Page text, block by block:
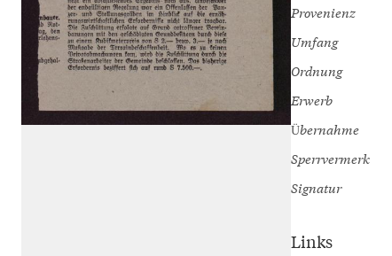
Provenienz
Umfang
Ordnung
Erwerb
Übernahme
Sperrvermerk
Signatur
Links